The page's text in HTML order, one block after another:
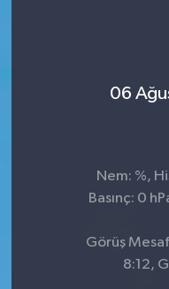
06
Nem: %,
Basınç: 0
Görüş
8:12,
MAGAZİN
OTOMOBİL